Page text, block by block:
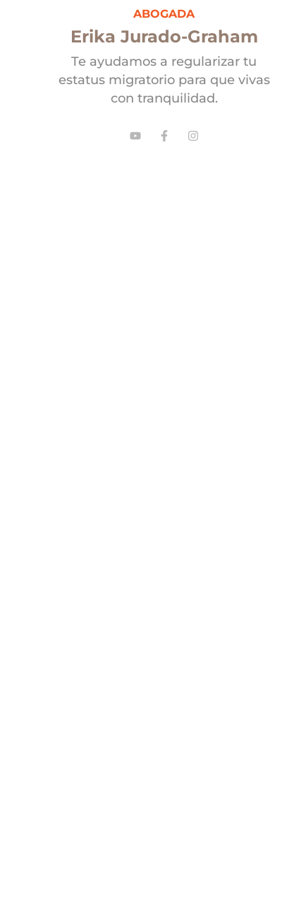
ABOGADA
Erika Jurado-Graham
Te ayudamos a regularizar tu
estatus migratorio para que vivas
con tranquilidad.